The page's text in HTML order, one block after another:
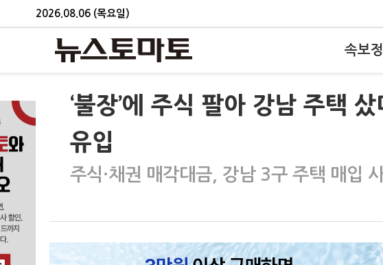
2026.08.06 (목요일)
속보
‘불장’에 주식 팔아 강남 주택
유입
주식·채권 매각대금, 강남 3구 주택 매입